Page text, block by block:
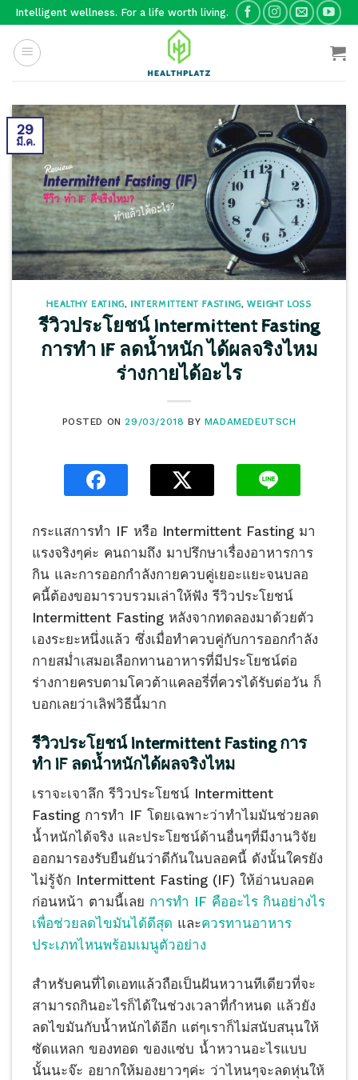
Skip
content
Intelligent wellness. For a life worth living.
29
มี.ค.
HEALTHY EATING, INTERMITTENT FASTING,WEIGHT LOSS
รีวิวประโยชน์ Intermittent Fasting
การทำ IF ลดน้ำหนัก ได้ผลจริงไหม
ร่างกายได้อะไร
POSTED ON 29/03/2018 BY MADAMEDEUTSCH
กระแสการทำ IF หรือ Intermittent Fasting มา
แรงจริงๆค่ะ คนถามถึง มาปรึกษาเรื่องอาหารการ
กิน และการออกกำลังกายควบคู่เยอะแยะจนบลอ
คนี้ต้องขอมารวบรวมเล่าให้ฟัง รีวิวประโยชน์
Intermittent Fasting หลังจากทดลองมาด้วยตัว
เองระยะหนึ่งแล้ว ซึ่งเมื่อทำควบคู่กับการออกกำลัง
กายสม่ำเสมอเลือกทานอาหารที่มีประโยชน์ต่อ
ร่างกายครบตามโควต้าแคลอรี่ที่ควรได้รับต่อวัน ก็
บอกเลยว่าเลิฟวิธีนี้มาก
รีวิวประโยชน์Intermittent Fasting การ
ทำIF ลดน้ำหนักได้ผลจริงไหม
เราจะเจาลึก รีวิวประโยชน์ Intermittent
Fasting การทำ IF โดยเฉพาะว่าทำไมมันช่วยลด
น้ำหนักได้จริง และประโยชน์ด้านอื่นๆที่มีงานวิจัย
ออกมารองรับยืนยันว่าดีกันในบลอคนี้ ดังนั้นใครยัง
ไม่รู้จัก Intermittent Fasting (IF) ให้อ่านบลอค
ก่อนหน้า ตามนี้เลย การทำ IF คืออะไร กินอย่างไร
เพื่อช่วยลดไขมันได้ดีสุด และควรทานอาหาร
ประเภทไหนพร้อมเมนูตัวอย่าง
สำหรับคนที่ไดเอทแล้วถือเป็นฝันหวานทีเดียวที่จะ
สามารถกินอะไรก็ได้ในช่วงเวลาที่กำหนด แล้วยัง
ลดไขมันกับน้ำหนักได้อีก แต่ๆเราก็ไม่สนับสนุนให้
ซัดแหลก ของทอด ของแซ่บ น้ำหวานอะไรแบบ
นั้นนะจ๊ะ อยากให้มองยาวๆค่ะ ว่าไหนๆจะลดหุ่นให้